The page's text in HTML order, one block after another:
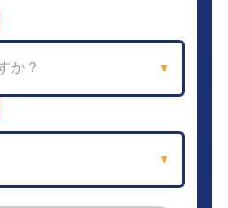
か？ ▼
▼